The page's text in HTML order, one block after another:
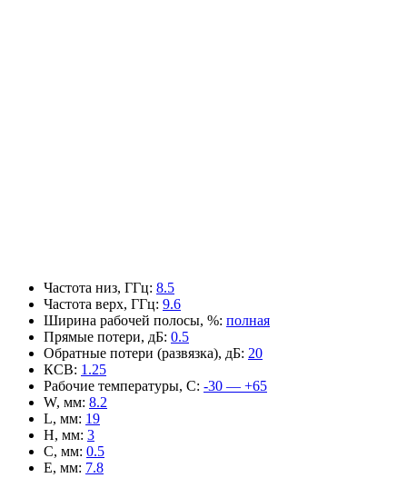
Частота низ, ГГц: 8.5
Частота верх, ГГц: 9.6
Ширина рабочей полосы, %: полная
Прямые потери, дБ: 0.5
Обратные потери (развязка), дБ: 20
КСВ: 1.25
Рабочие температуры, С: -30 — +65
W, мм: 8.2
L, мм: 19
H, мм: 3
C, мм: 0.5
E, мм: 7.8